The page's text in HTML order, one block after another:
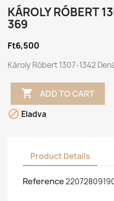
KÁROLY RÓBERT
369
Ft6,500
Károly Róbert 1307-1342
 ADD TO CART
 Eladva
Product Details
Reference